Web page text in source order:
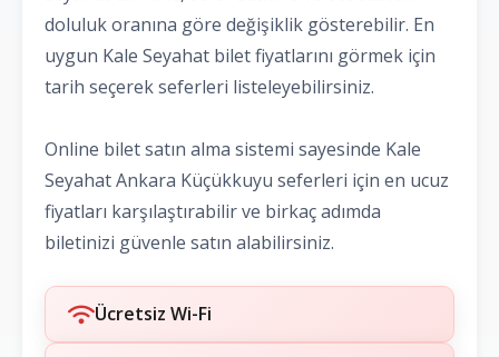
doluluk oranına göre değişiklik gösterebilir. En
uygun Kale Seyahat bilet fiyatlarını görmek için
tarih seçerek seferleri listeleyebilirsiniz.
Online bilet satın alma sistemi sayesinde Kale
Seyahat Ankara Küçükkuyu seferleri için en ucuz
fiyatları karşılaştırabilir ve birkaç adımda
biletinizi güvenle satın alabilirsiniz.
Ücretsiz Wi-Fi